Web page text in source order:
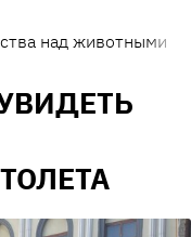
над животными